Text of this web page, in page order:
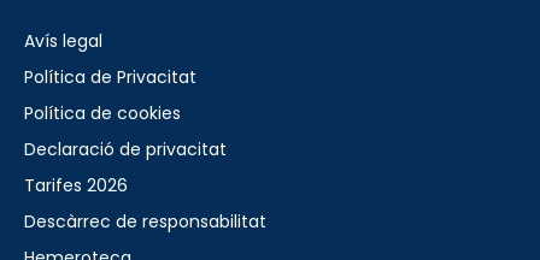
Avís legal
Política de Privacitat
Política de cookies
Declaració de privacitat
Tarifes 2026
Descàrrec de responsabilitat